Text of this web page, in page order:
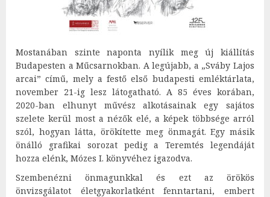
Mostanában szinte naponta nyílik meg új kiállítás
Budapesten a Műcsarnokban. A legújabb, a „Sváby Lajos
arcai” című, mely a festő első budapesti emléktárlata,
november 21-ig lesz látogatható. A 85 éves korában,
2020-ban elhunyt művész alkotásainak egy sajátos
szelete kerül most a nézők elé, a képek többsége arról
szól, hogyan látta, örökítette meg önmagát. Egy másik
önálló grafikai sorozat pedig a Teremtés legendáját
hozza elénk, Mózes I. könyvéhez igazodva.
Szembenézni önmagunkkal és ezt az örökös
önvizsgálatot életgyakorlatként fenntartani, embert